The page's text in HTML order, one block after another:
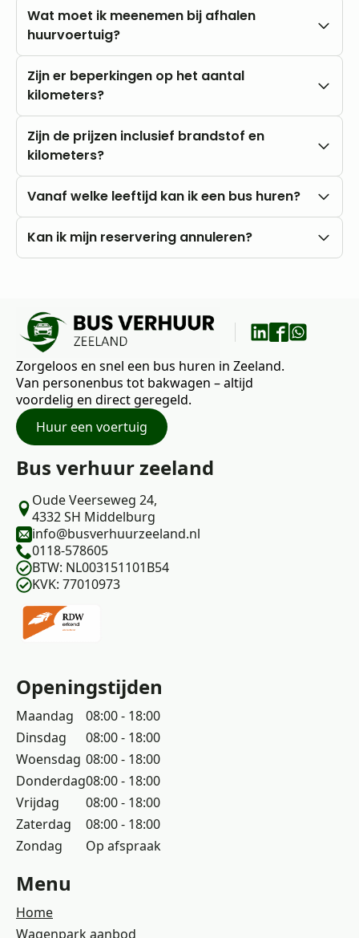
Wat moet ik meenemen bij afhalen
huurvoertuig?
Een geldig rijbewijs en een poststuk (bijvoorbeeld
een energierekening op uw huisadres).
Zijn er beperkingen op het aantal
kilometers?
Nee, u rijdt altijd met onbeperkte kilometers.
Zijn de prijzen inclusief brandstof en
kilometers?
Onze prijzen zijn altijd inclusief btw en
eigen rekening.
Vanaf welke leeftijd kan ik een bus huren?
U kunt al vanaf 18 jaar bij ons huren, mits u in het
Kan ik mijn reservering annuleren?
ons te bespreken.
Zorgeloos en snel een bus huren in Zeeland.
Van personenbus tot bakwagen – altijd
voordelig en direct geregeld.
Huur een voertuig
Bus verhuur zeeland
Oude Veerseweg 24,
4332 SH Middelburg
info@busverhuurzeeland.nl
0118-578605
BTW: NL003151101B54
KVK: 77010973
Openingstijden
Maandag
Dinsdag
Woensdag
Donderdag
Vrijdag
Zaterdag
Zondag
08:00 - 18:00
08:00 - 18:00
08:00 - 18:00
08:00 - 18:00
08:00 - 18:00
08:00 - 18:00
Op afspraak
Menu
Home
Wagenpark aanbod